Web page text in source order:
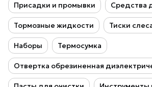
Присадки и промывки Средства
Тормозные жидкости Тиски
Наборы Термосумка
Отвертка обрезиненная